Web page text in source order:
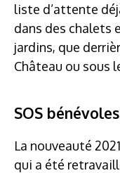
liste d’attente
dans des chalets
jardins, que
Château ou sous
SOS
La nouveauté
qui a été